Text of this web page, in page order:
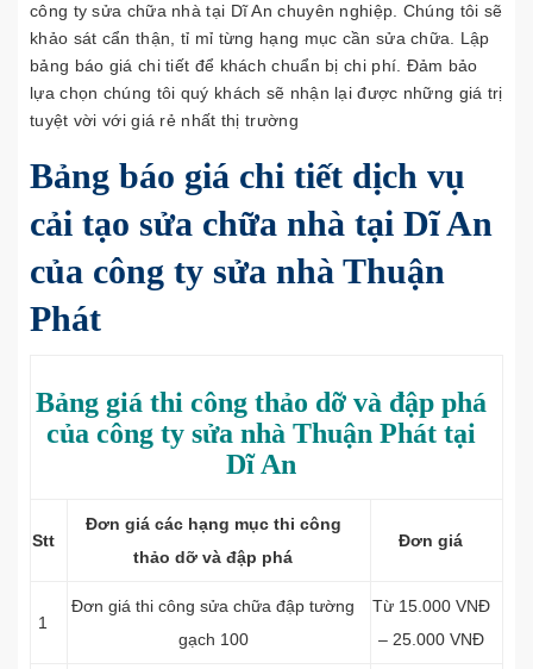
công ty sửa chữa nhà tại Dĩ An chuyên nghiệp. Chúng tôi sẽ
khảo sát cẩn thận, tỉ mỉ từng hạng mục cần sửa chữa. Lập
bảng báo giá chi tiết để khách chuẩn bị chi phí. Đảm bảo
lựa chọn chúng tôi quý khách sẽ nhận lại được những giá trị
tuyệt vời với giá rẻ nhất thị trường
Bảng báo giá chi tiết dịch vụ
cải tạo sửa chữa nhà tại Dĩ An
của công ty sửa nhà Thuận
Phát
Bảng giá thi công thảo dỡ và đập phá
của công ty sửa nhà Thuận Phát tại
Dĩ An
Stt
Đơn giá các hạng mục thi công
thảo dỡ và đập phá
Đơn giá
1
Đơn giá thi công sửa chữa đập tường
gạch 100
Từ 15.000 VNĐ
– 25.000 VNĐ